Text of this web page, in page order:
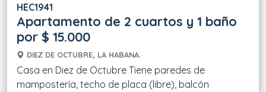
HEC1941
Apartamento de 2 cuartos y 1 baño
por $ 15.000
DIEZ DE OCTUBRE, LA HABANA.
Casa en Diez de Octubre Tiene paredes de
mampostería, techo de placa (libre), balcón